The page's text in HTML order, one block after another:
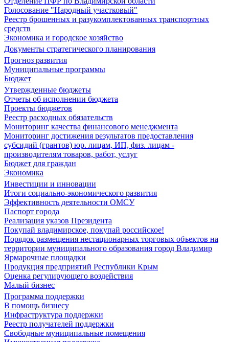
Голосование "Народный участковый"
Реестр брошенных и разукомплектованных транспортных
средств
Экономика и городское хозяйство
Документы стратегического планирования
Прогноз развития
Муниципальные программы
Бюджет
Утвержденные бюджеты
Отчеты об исполнении бюджета
Проекты бюджетов
Реестр расходных обязательств
Мониторинг качества финансового менеджмента
Мониторинг достижения результатов предоставления
субсидий (грантов) юр. лицам, ИП, физ. лицам -
производителям товаров, работ, услуг
Бюджет для граждан
Экономика
Инвестиции и инновации
Итоги социально-экономического развития
Эффективность деятельности ОМСУ
Паспорт города
Реализация указов Президента
Покупай владимирское, покупай российское!
Порядок размещения нестационарных торговых объектов на
территории муниципального образования город Владимир
Ярмарочные площадки
Продукция предприятий Республики Крым
Оценка регулирующего воздействия
Малый бизнес
Программа поддержки
В помощь бизнесу
Инфраструктура поддержки
Реестр получателей поддержки
Свободные муниципальные помещения